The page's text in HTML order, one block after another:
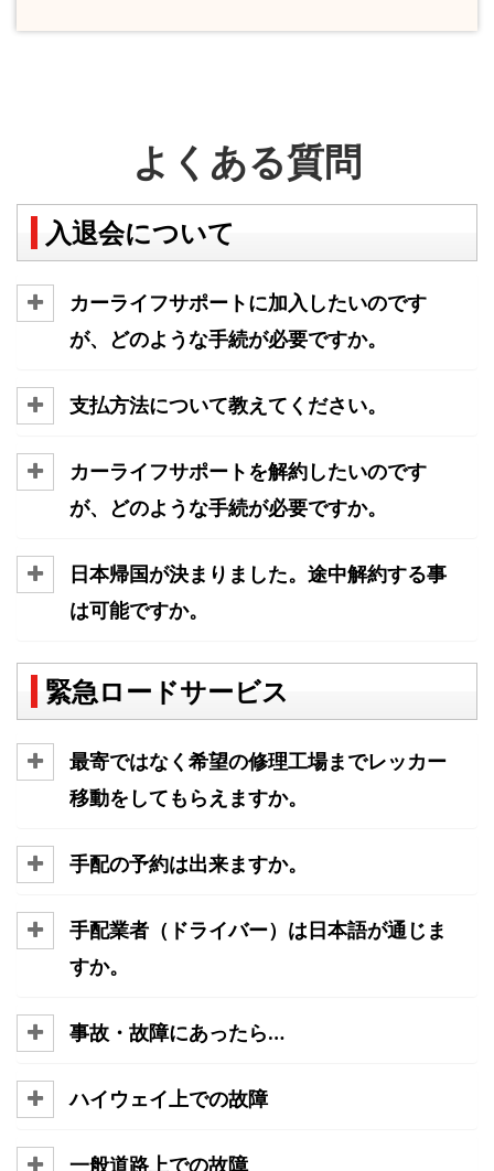
よくある質問
入退会について
カーライフサポートに加入したいのです
が、どのような手続が必要ですか。
支払方法について教えてください。
カーライフサポートを解約したいのです
が、どのような手続が必要ですか。
日本帰国が決まりました。途中解約する事
は可能ですか。
緊急ロードサービス
最寄ではなく希望の修理工場までレッカー
移動をしてもらえますか。
手配の予約は出来ますか。
手配業者（ドライバー）は日本語が通じま
すか。
事故・故障にあったら…
ハイウェイ上での故障
一般道路上での故障